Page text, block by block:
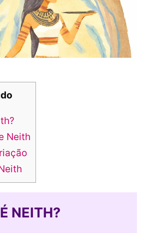
Neith
NEITH?